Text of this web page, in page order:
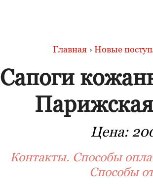
Главная › Новые
Сапоги
Цена:
Контакты. Способы
Способы